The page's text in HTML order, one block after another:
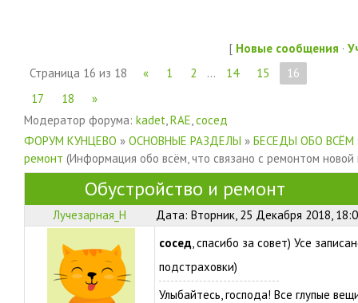
[ Новые сообщения ·
Страница 16 из 18 « 1 2 … 14 15
16
17
18
»
Модератор форума: kadet,RAE,сосед
ФОРУМ КУНЦЕВО » ОСНОВНЫЕ РАЗДЕЛЫ » БЕСЕДЫ ОБО ВСЁМ
ремонт (Информация обо всём, что связано с ремонтом новой
Обустройство и ремонт
Лучезарная_Н Дата: Вторник, 25 Декабря 2018,
сосед, спасибо за совет) Усе
подстраховки)
Улыбайтесь, господа! Все глупые